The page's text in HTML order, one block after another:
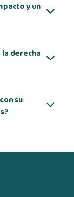
y un
derecha
su